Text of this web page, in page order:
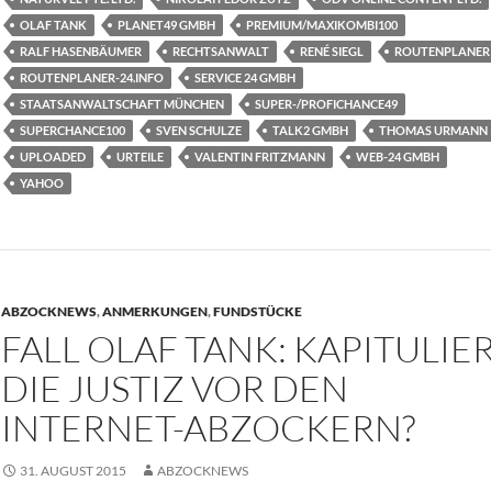
OLAF TANK
PLANET49 GMBH
PREMIUM/MAXIKOMBI100
RALF HASENBÄUMER
RECHTSANWALT RENÉ SIEGL
ROUTENPLANER
ROUTENPLANER-24.INFO
SERVICE 24 GMBH
STAATSANWALTSCHAFT MÜNCHEN
SUPER-/PROFICHANCE49
SUPERCHANCE100
SVEN SCHULZE TALK2 GMBH
THOMAS URMANN
UPLOADED
URTEILE VALENTIN FRITZMANN
WEB-24 GMBH
YAHOO
ABZOCKNEWS,ANMERKUNGEN,FUNDSTÜCKE
FALL OLAF TANK:
DIE JUSTIZ VOR DEN
INTERNET-ABZOCKERN?
31. AUGUST 2015 ABZOCKNEWS